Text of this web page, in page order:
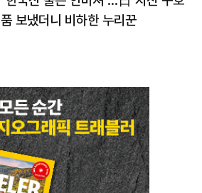
품 보냈더니 비하한 누리꾼